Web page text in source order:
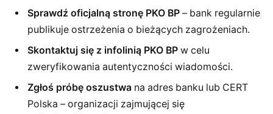
Sprawdź oficjalną stronę PKO BP – bank regularnie
publikuje ostrzeżenia o bieżących zagrożeniach.
Skontaktuj się z infolinią PKO BP w celu
zweryfikowania autentyczności wiadomości.
Zgłoś próbę oszustwa na adres banku lub CERT
Polska – organizacji zajmującej się